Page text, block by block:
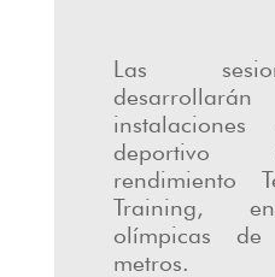
Las
rendimiento
Training,
olímpicas
metros.